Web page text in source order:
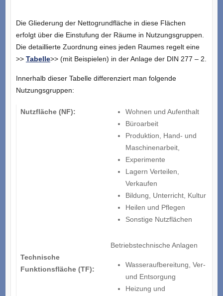
Die Gliederung der Nettogrundfläche in diese Flächen
erfolgt über die Einstufung der Räume in Nutzungsgruppen.
Die detaillierte Zuordnung eines jeden Raumes regelt eine
>> Tabelle>> (mit Beispielen) in der Anlage der DIN 277 – 2.
Innerhalb dieser Tabelle differenziert man folgende
Nutzungsgruppen:
Nutzfläche (NF):
Wohnen und Aufenthalt
Büroarbeit
Produktion, Hand- und
Maschinenarbeit,
Experimente
Lagern Verteilen,
Verkaufen
Bildung, Unterricht, Kultur
Heilen und Pflegen
Sonstige Nutzflächen
Technische
Funktionsfläche (TF):
Betriebstechnische Anlagen
Wasseraufbereitung, Ver-
und Entsorgung
Heizung und